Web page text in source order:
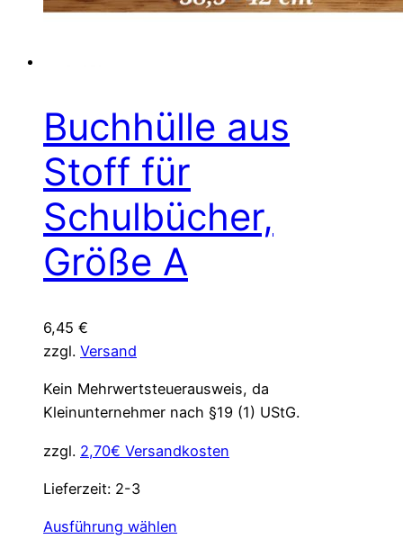
Buchhülle aus
Stoff für
Schulbücher,
Größe A
6,45 €
zzgl. Versand
Kein Mehrwertsteuerausweis, da
Kleinunternehmer nach §19 (1) UStG.
zzgl. 2,70€ Versandkosten
Lieferzeit: 2-3
Ausführung wählen